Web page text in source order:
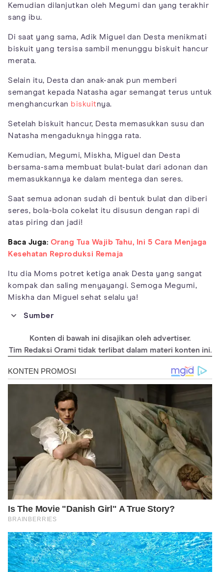
Kemudian dilanjutkan oleh Megumi dan yang terakhir
sang ibu.
Di saat yang sama, Adik Miguel dan Desta menikmati
biskuit yang tersisa sambil menunggu biskuit hancur
merata.
Selain itu, Desta dan anak-anak pun memberi
semangat kepada Natasha agar semangat terus untuk
menghancurkan biskuitnya.
Setelah biskuit hancur, Desta memasukkan susu dan
Natasha mengaduknya hingga rata.
Kemudian, Megumi, Miskha, Miguel dan Desta
bersama-sama membuat bulat-bulat dari adonan dan
memasukkannya ke dalam mentega dan seres.
Saat semua adonan sudah di bentuk bulat dan diberi
seres, bola-bola cokelat itu disusun dengan rapi di
atas piring dan jadi!
Baca Juga: Orang Tua Wajib Tahu, Ini 5 Cara Menjaga
Kesehatan Reproduksi Remaja
Itu dia Moms potret ketiga anak Desta yang sangat
kompak dan saling menyayangi. Semoga Megumi,
Miskha dan Miguel sehat selalu ya!
Sumber
https://www.instagram.com/desta80s/
Konten di bawah ini disajikan oleh advertiser.
Tim Redaksi Orami tidak terlibat dalam materi konten ini.